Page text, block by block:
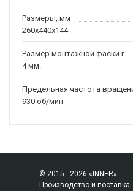
Размеры, мм
260x440x144
Размер монтажной фаски r
4 мм.
Предельная частота
930 об/мин
© 2015 - 2026 «INNER»:
Производство и поставка